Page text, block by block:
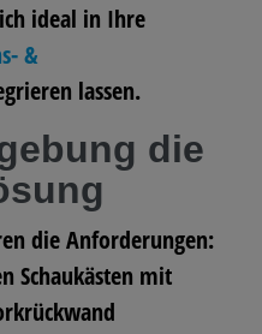
ideal in Ihre
&
lassen.
die
die Anforderungen:
Schaukästen mit